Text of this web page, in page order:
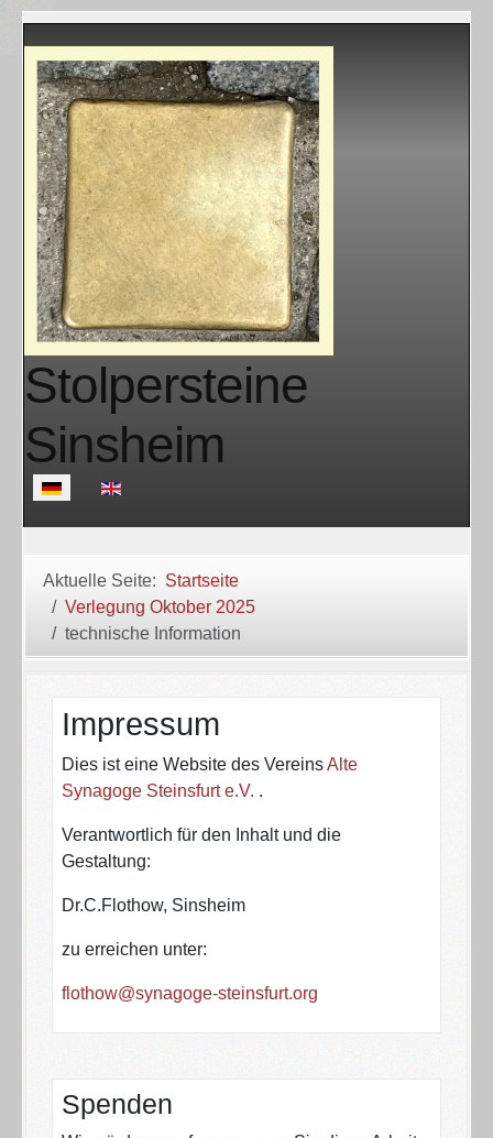
Stolpersteine
Sinsheim
Sprache auswählen
Aktuelle Seite: Startseite
Verlegung Oktober 2025
technische Information
Impressum
Dies ist eine Website des VereinsAlte
Synagoge Steinsfurt e.V. .
Verantwortlich für den Inhalt und die
Gestaltung:
Dr.C.Flothow, Sinsheim
zu erreichen unter:
flothow@synagoge-steinsfurt.org
Spenden